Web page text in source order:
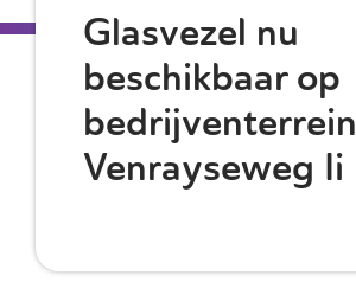
Glasvezel nu
beschikbaar op
bedrijventerrein
Venrayseweg Ii